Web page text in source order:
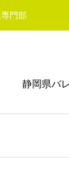
門部
静岡県バ